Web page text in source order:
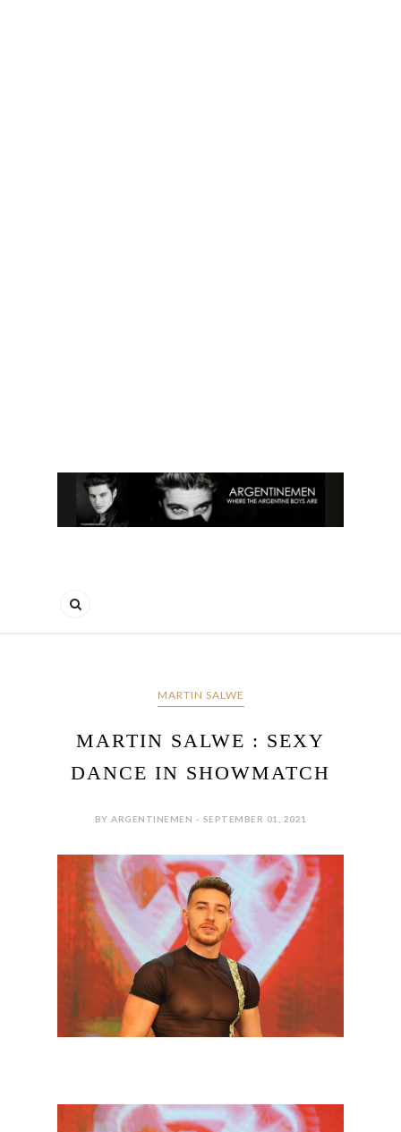
MARTIN SALWE
MARTIN SALWE : SEXY
DANCE IN SHOWMATCH
BY ARGENTINEMEN - SEPTEMBER 01, 2021